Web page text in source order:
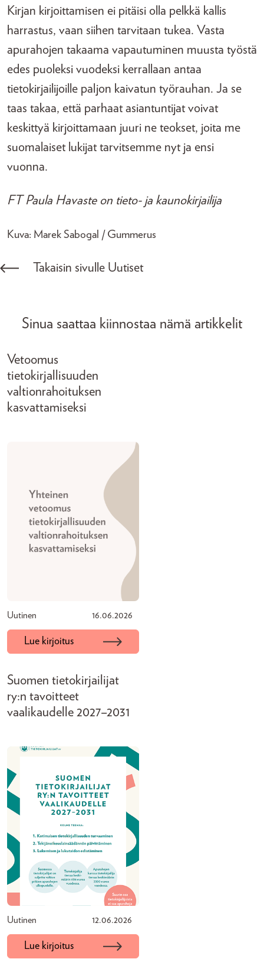
Kirjan kirjoittamisen ei pitäisi olla pelkkä kallis
harrastus, vaan siihen tarvitaan tukea. Vasta
apurahojen takaama vapautuminen muusta työstä
edes puoleksi vuodeksi kerrallaan antaa
tietokirjailijoille paljon kaivatun työrauhan. Ja se
taas takaa, että parhaat asiantuntijat voivat
keskittyä kirjoittamaan juuri ne teokset, joita me
suomalaiset lukijat tarvitsemme nyt ja ensi
vuonna.
FT Paula Havaste on tieto- ja kaunokirjailija
Kuva: Marek Sabogal / Gummerus
Takaisin sivulle Uutiset
Sinua saattaa kiinnostaa nämä artikkelit
Vetoomus
tietokirjallisuuden
valtionrahoituksen
kasvattamiseksi
Uutinen 16.06.2026
Lue kirjoitus
Suomen tietokirjailijat
ry:n tavoitteet
vaalikaudelle 2027–2031
Uutinen 12.06.2026
Lue kirjoitus